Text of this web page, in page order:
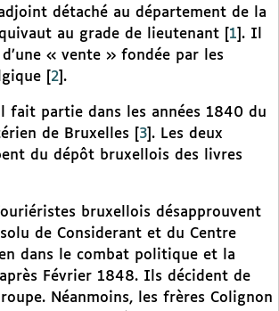
détaché au département de la
au grade de lieutenant
1 . Il
« vente » fondée par les
2 .
fait partie dans les années 1840 du
de Bruxelles
3 . Les deux
du dépôt bruxellois des livres
bruxellois désapprouvent
de Considerant et du Centre
dans le combat politique et la
Février 1848. Ils décident de
Néanmoins, les frères Colignon